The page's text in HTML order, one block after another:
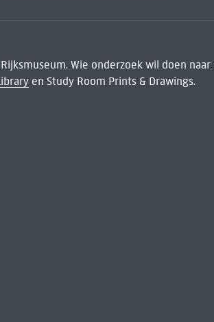
Wie onderzoek wil doen
en Study Room Prints & Drawings.